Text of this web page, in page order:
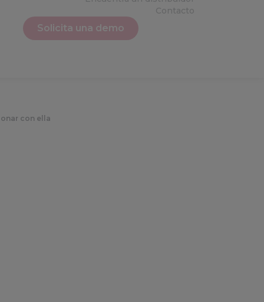
Contacto
Solicita una demo
con ella